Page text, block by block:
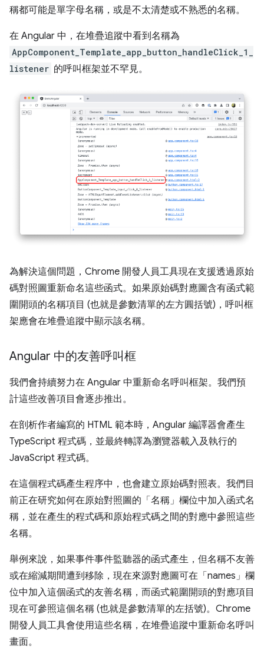
稱都可能是單字母名稱，或是不太清楚或不熟悉的名稱。
在 Angular 中，在堆疊追蹤中看到名稱為
AppComponent_Template_app_button_handleClick_1_
listener 的呼叫框架並不罕見。
為解決這個問題，Chrome 開發人員工具現在支援透過原始
碼對照圖重新命名這些函式。如果原始碼對應圖含有函式範
圍開頭的名稱項目 (也就是參數清單的左方圓括號)，呼叫框
架應會在堆疊追蹤中顯示該名稱。
Angular 中的友善呼叫框
我們會持續努力在 Angular 中重新命名呼叫框架。我們預
計這些改善項目會逐步推出。
在剖析作者編寫的 HTML 範本時，Angular 編譯器會產生
TypeScript 程式碼，並最終轉譯為瀏覽器載入及執行的
JavaScript 程式碼。
在這個程式碼產生程序中，也會建立原始碼對照表。我們目
前正在研究如何在原始對照圖的「名稱」欄位中加入函式名
稱，並在產生的程式碼和原始程式碼之間的對應中參照這些
名稱。
舉例來說，如果事件事件監聽器的函式產生，但名稱不友善
或在縮減期間遭到移除，現在來源對應圖可在「names」欄
位中加入這個函式的友善名稱，而函式範圍開頭的對應項目
現在可參照這個名稱 (也就是參數清單的左括號)。Chrome
開發人員工具會使用這些名稱，在堆疊追蹤中重新命名呼叫
畫面。